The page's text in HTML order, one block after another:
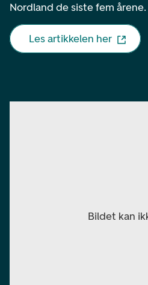
Nordland de siste fem årene.
Les artikkelen her